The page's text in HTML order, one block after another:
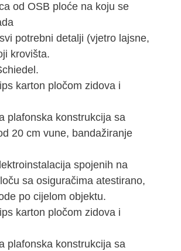
od OSB ploće na koju se
potrebni detalji (vjetro lajsne,
krovišta.
karton pločom zidova i
plafonska konstrukcija sa
20 cm vune, bandažiranje
spojenih na
sa osiguračima atestirano,
po cijelom objektu.
karton pločom zidova i
plafonska konstrukcija sa